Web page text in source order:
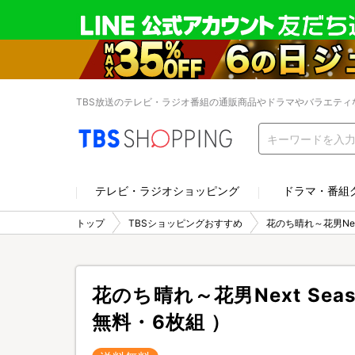
TBS放送のテレビ・ラジオ番組の通販商品やドラマやバラエテ
テレビ・ラジオショッピング ドラマ・番組
トップ TBSショッピングおすすめ 花のち晴れ～花男
花のち晴れ～花男Next
無料・6枚組 ）